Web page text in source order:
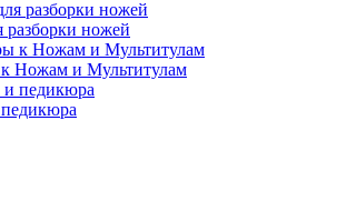
ножей
Ножам и Мультитулам